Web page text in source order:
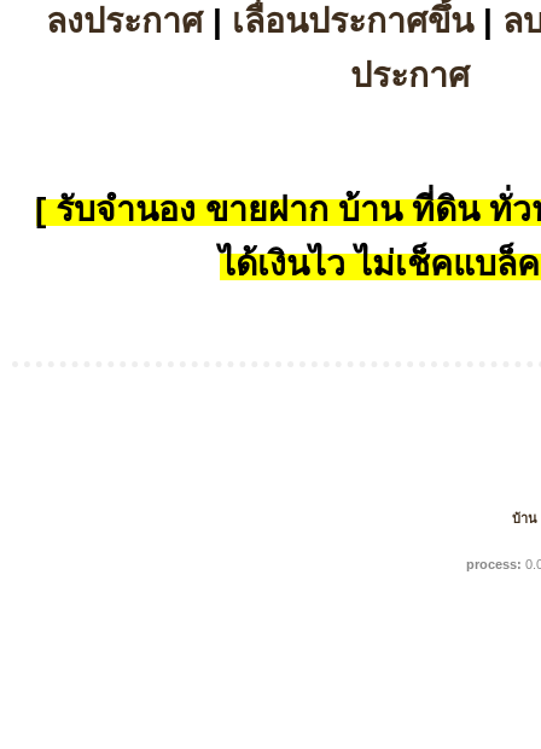
ลงประกาศ| เลื่อนประกาศขึ้น| ล
ประกาศ
[ รับจำนอง ขายฝาก บ้าน ที่ดิน ทั่ว
ได้เงินไว ไม่เช็คแบล็
บ้าน
process: